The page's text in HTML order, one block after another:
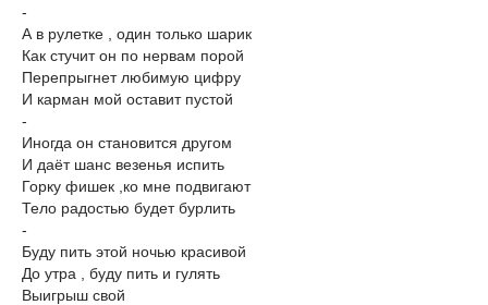
-
А в рулетке , один только шарик
Как стучит он по нервам порой
Перепрыгнет любимую цифру
И карман мой оставит пустой
-
Иногда он становится другом
И даёт шанс везенья испить
Горку фишек ,ко мне подвигают
Тело радостью будет бурлить
-
Буду пить этой ночью красивой
До утра , буду пить и гулять
Выигрыш свой